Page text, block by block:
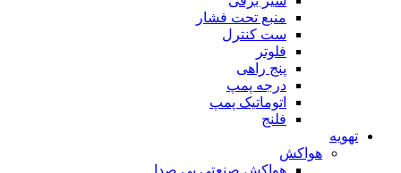
منبع تحت فشار
ست کنترل
فلوتر
پنج راهی
درجه پمپ
اتوماتیک پمپ
فلنج
تهویه
هواکش
هواکش صنعتی بی صدا